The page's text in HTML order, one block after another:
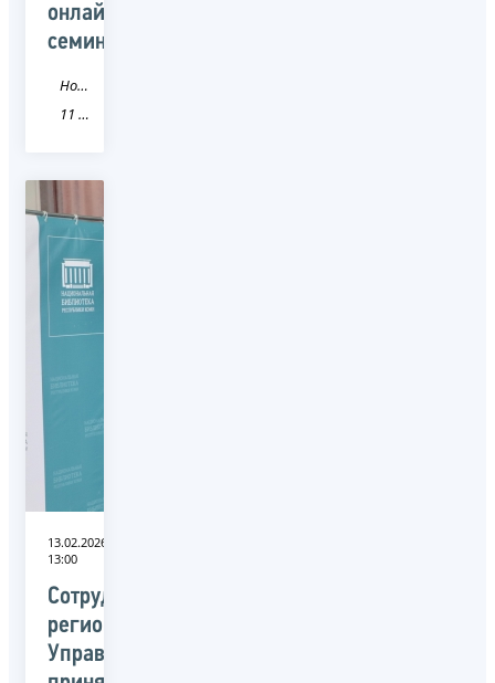
онлайн-
семинаре
Новость
11 Республика Коми
13.02.2026
13:00
Сотрудники
регионального
Управления